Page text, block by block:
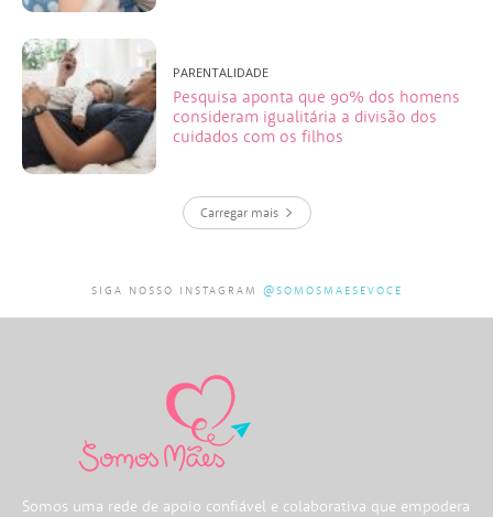
PARENTALIDADE
Pesquisa aponta que 90% dos homens
consideram igualitária a divisão dos
cuidados com os filhos
Carregar mais
SIGA NOSSO INSTAGRAM @SOMOSMAESEVOCE
Somos uma rede de apoio confiável e colaborativa que empodera